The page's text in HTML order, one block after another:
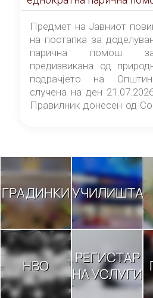
штетата предизвикана од природната
непогода на подрачјето
Центар-Скопје случена на ден 21.07.2026
година
Предмет на Јавниот
на постапка за
парична помош
предизвикана од
подрачјето на
случена на ден
Правилник донесен од
ГРАДИНКИУЧИЛИШТА
НВО
РЕГИСТАР
НА УСЛУГИ